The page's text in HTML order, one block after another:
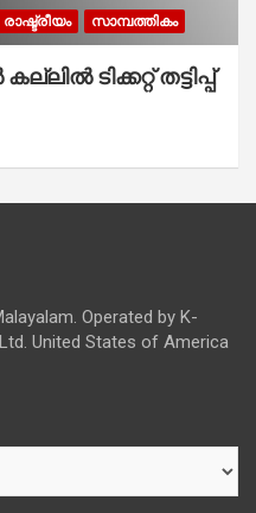
രാഷ്ട്രീയം സാമ്പത്തികം
ടിക്കറ്റ് തട്ടിപ്പ്
Operated by K-
United States of America